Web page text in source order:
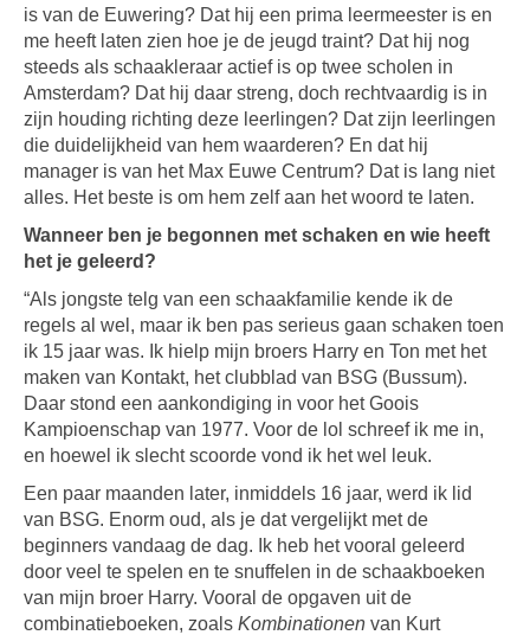
is van de Euwering? Dat hij een prima leermeester is en
me heeft laten zien hoe je de jeugd traint? Dat hij nog
steeds als schaakleraar actief is op twee scholen in
Amsterdam? Dat hij daar streng, doch rechtvaardig is in
zijn houding richting deze leerlingen? Dat zijn leerlingen
die duidelijkheid van hem waarderen? En dat hij
manager is van het Max Euwe Centrum? Dat is lang niet
alles. Het beste is om hem zelf aan het woord te laten.
Wanneer ben je begonnen met schaken en wie heeft
het je geleerd?
“Als jongste telg van een schaakfamilie kende ik de
regels al wel, maar ik ben pas serieus gaan schaken toen
ik 15 jaar was. Ik hielp mijn broers Harry en Ton met het
maken van Kontakt, het clubblad van BSG (Bussum).
Daar stond een aankondiging in voor het Goois
Kampioenschap van 1977. Voor de lol schreef ik me in,
en hoewel ik slecht scoorde vond ik het wel leuk.
Een paar maanden later, inmiddels 16 jaar, werd ik lid
van BSG. Enorm oud, als je dat vergelijkt met de
beginners vandaag de dag. Ik heb het vooral geleerd
door veel te spelen en te snuffelen in de schaakboeken
van mijn broer Harry. Vooral de opgaven uit de
combinatieboeken, zoals Kombinationen van Kurt